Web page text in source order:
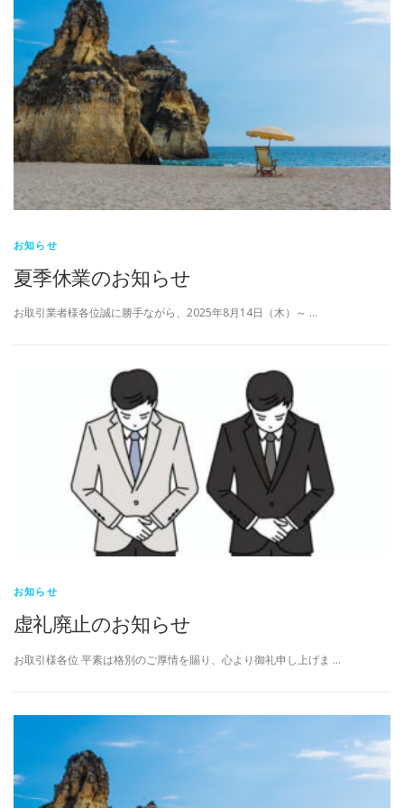
お知らせ
夏季休業のお知らせ
お取引業者様各位誠に勝手ながら、2025年8月14日（木）～ …
お知らせ
虚礼廃止のお知らせ
お取引様各位 平素は格別のご厚情を賜り、心より御礼申し上げま …